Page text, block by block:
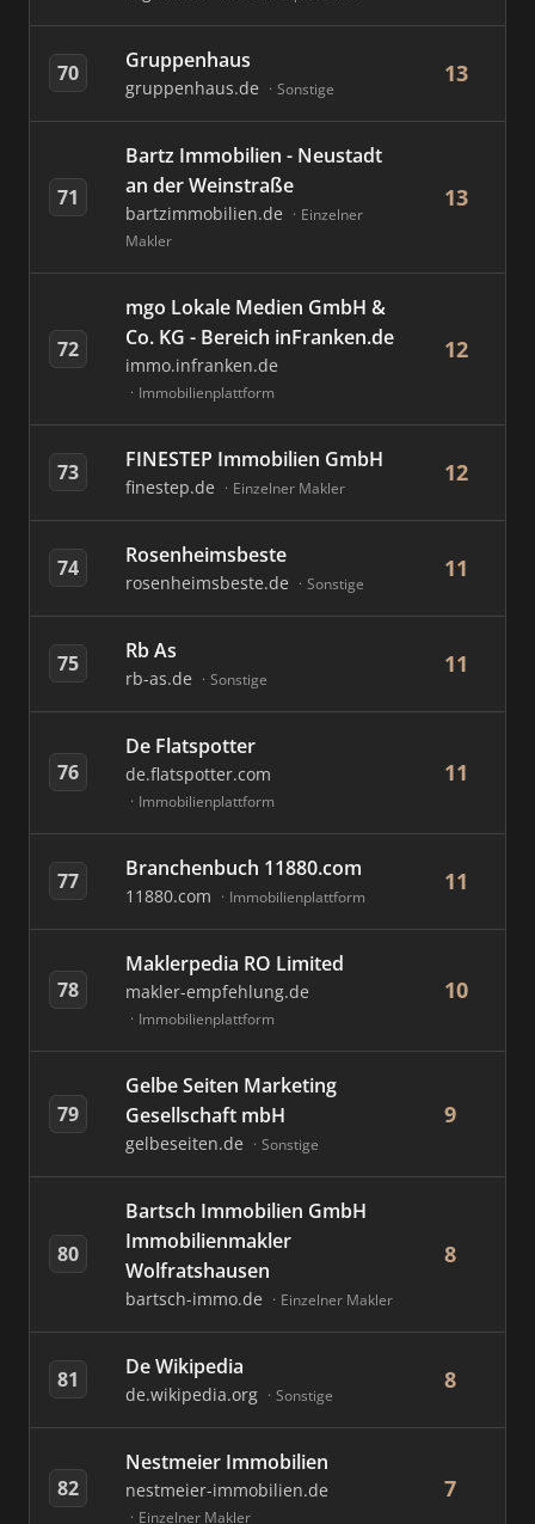
70 Gruppenhaus
gruppenhaus.de Sonstige
13
71
Bartz Immobilien - Neustadt
an der Weinstraße
bartzimmobilien.de
Einzelner
Makler
13
72
mgo Lokale Medien GmbH &
Co. KG - Bereich inFranken.de
immo.infranken.de
Immobilienplattform
12
73 FINESTEP Immobilien GmbH
finestep.de Einzelner Makler
12
74 Rosenheimsbeste
rosenheimsbeste.de Sonstige
11
75 Rb As
rb-as.de Sonstige
11
76
De Flatspotter
de.flatspotter.com
Immobilienplattform
11
77 Branchenbuch 11880.com
11880.com Immobilienplattform
11
78
Maklerpedia RO Limited
makler-empfehlung.de
Immobilienplattform
10
79
Gelbe Seiten Marketing
Gesellschaft mbH
gelbeseiten.de Sonstige
9
80
Bartsch Immobilien GmbH
Immobilienmakler
Wolfratshausen
bartsch-immo.de Einzelner Makler
8
81 De Wikipedia
de.wikipedia.org Sonstige
8
82
Nestmeier Immobilien
nestmeier-immobilien.de
Einzelner Makler
7